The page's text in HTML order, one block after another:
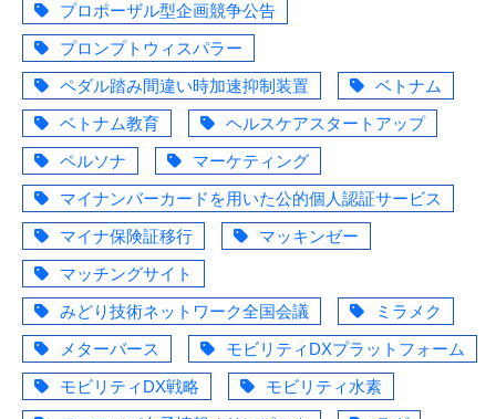
プロポーザル型企画競争公告
プロンプトウィスパラー
ペダル踏み間違い時加速抑制装置
ベトナム
ベトナム教育
ヘルスケアスタートアップ
ペルソナ
マーケティング
マイナンバーカードを用いた公的個人認証サービス
マイナ保険証移行
マッキンゼー
マッチングサイト
みどり技術ネットワーク全国会議
ミラメク
メターバース
モビリティDXプラットフォーム
モビリティDX戦略
モビリティ水素